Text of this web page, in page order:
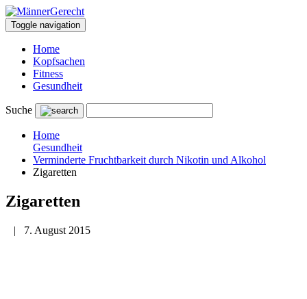
Toggle navigation
Home
Kopfsachen
Fitness
Gesundheit
Suche
Home
Gesundheit
Verminderte Fruchtbarkeit durch Nikotin und Alkohol
Zigaretten
Zigaretten
| 7. August 2015